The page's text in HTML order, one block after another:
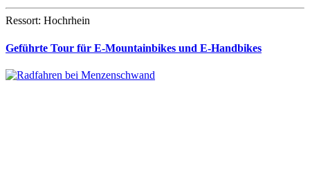
Ressort: Hochrhein
Geführte Tour für E-Mountainbikes und E-Handbikes